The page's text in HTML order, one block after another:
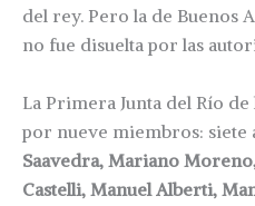
del rey. Pero la de Buenos
no fue disuelta por las
La Primera Junta del Río
por nueve miembros: siete
Saavedra, Mariano Moreno,
Castelli, Manuel Alberti,